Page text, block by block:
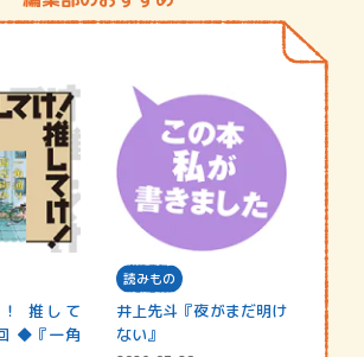
！ 推して
◆『一角
読みもの
井上先斗『夜がまだ明け
ない』